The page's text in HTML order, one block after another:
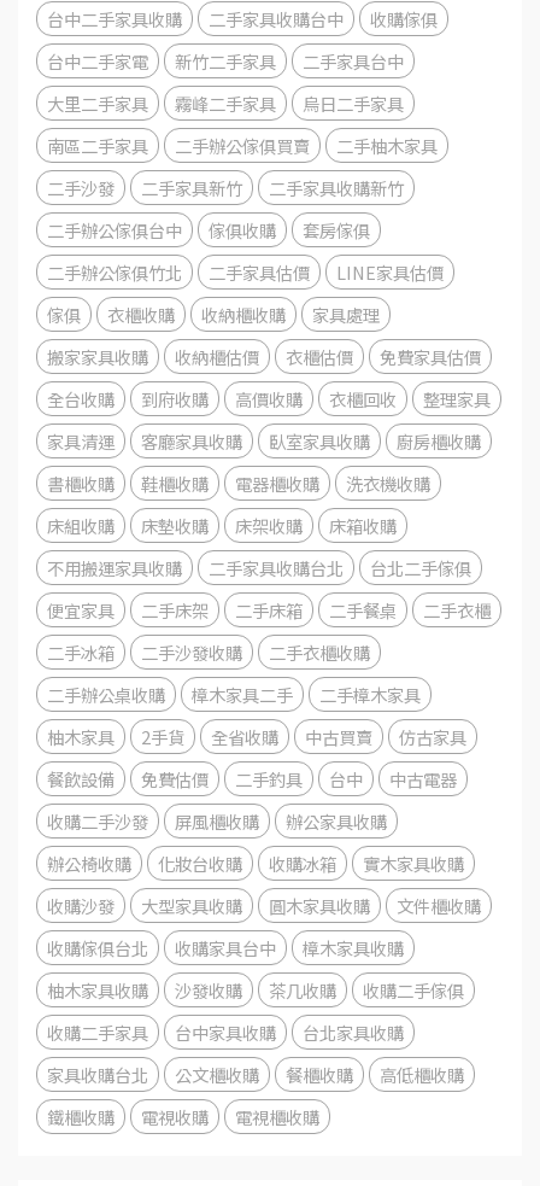
台中二手家具收購 二手家具收購台中
收購傢俱
台中二手家電
新竹二手家具
二手家具台中
大里二手家具
霧峰二手家具
烏日二手家具
南區二手家具
二手辦公傢俱買賣
二手柚木家具
二手沙發
二手家具新竹
二手家具收購新竹
二手辦公傢俱台中
傢俱收購
套房傢俱
二手辦公傢俱竹北
二手家具估價
LINE家具估價
傢俱
衣櫃收購 收納櫃收購
家具處理
搬家家具收購
收納櫃估價 衣櫃估價
免費家具估價
全台收購
到府收購 高價收購 衣櫃回收
整理家具
家具清運
客廳家具收購 臥室家具收購
廚房櫃收購
書櫃收購
鞋櫃收購 電器櫃收購
洗衣機收購
床組收購
床墊收購 床架收購
床箱收購
不用搬運家具收購
二手家具收購台北
台北二手傢俱
便宜家具
二手床架 二手床箱 二手餐桌
二手衣櫃
二手冰箱
二手沙發收購
二手衣櫃收購
二手辦公桌收購
樟木家具二手
二手樟木家具
柚木家具
2手貨 全省收購 中古買賣
仿古家具
餐飲設備
免費估價 二手釣具 台中
中古電器
收購二手沙發
屏風櫃收購
辦公家具收購
辦公椅收購
化妝台收購 收購冰箱
實木家具收購
收購沙發
大型家具收購 圓木家具收購
文件櫃收購
收購傢俱台北
收購家具台中
樟木家具收購
柚木家具收購
沙發收購 茶几收購
收購二手傢俱
收購二手家具
台中家具收購
台北家具收購
家具收購台北
公文櫃收購 餐櫃收購
高低櫃收購
鐵櫃收購
電視收購 電視櫃收購